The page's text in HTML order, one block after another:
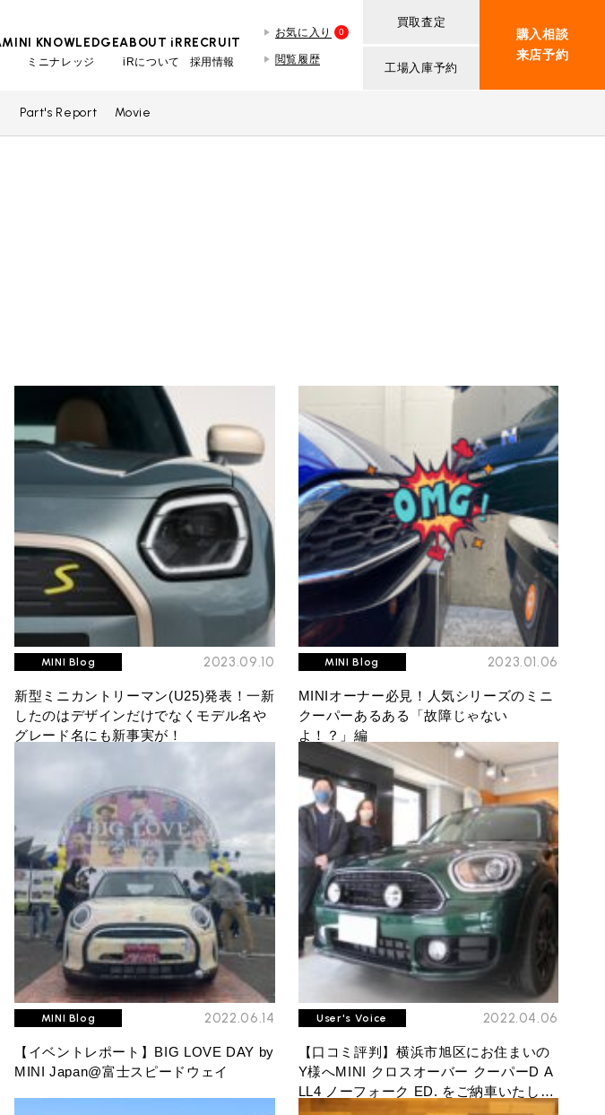
MINI KNOWLEDGE
ミニナレッジ
TOP
ABOUT iR
iRについて
RECRUIT
採用情報
お気に入り 0
閲覧履歴
買取査定
工場入庫予約
購入相談
来店予約
プライバシーポリシー
サイトマップ
ROVER MINIサービス工場
買取
購入相談
来店予約
Part's Report Movie
MINI Blog 2023.09.10
新型ミニカントリーマン(U25)発表！一新
したのはデザインだけでなくモデル名や
グレード名にも新事実が！
MINI Blog 2023.01.06
MINIオーナー必見！人気シリーズのミニ
クーパーあるある「故障じゃない
よ！？」編
MINI Blog 2022.06.14
【イベントレポート】BIG LOVE DAY by
MINI Japan@富士スピードウェイ
User's Voice 2022.04.06
【口コミ評判】横浜市旭区にお住まいの
Y様へMINI クロスオーバー クーパーD A
LL4 ノーフォーク ED. をご納車いたしま
した！